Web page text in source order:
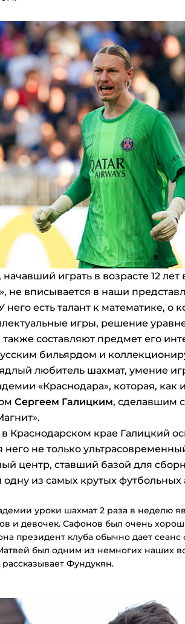
начавший играть в возрасте 12
не вписывается в наши
него есть талант к математике, о
игры, решение
составляют предмет его
бильярдом и
любитель шахмат, умение
«Краснодара», которая, как
Сергеем Галицким, сделавшим
Краснодарском крае Галицкий
него не только
центр, ставший базой для
одну из самых крутых футбольных
уроки шахмат 2 раза в неделю
и девочек. Сафонов был очень
президент клуба обычно дает
был одним из немногих наших
рассказывает Фундукян.